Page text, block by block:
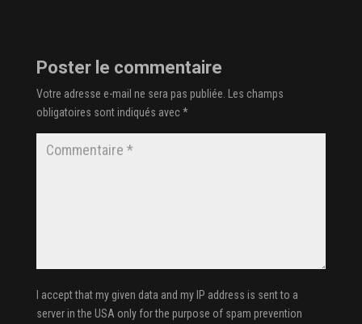
Poster le commentaire
Votre adresse e-mail ne sera pas publiée.
Les champs
obligatoires sont indiqués avec*
I accept that my given data and my IP address is sent to a
server in the USA only for the purpose of spam prevention